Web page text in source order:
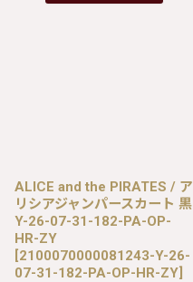
ALICE and the PIRATES / ア
リシアジャンパースカート 黒
Y-26-07-31-182-PA-OP-
HR-ZY
[2100070000081243-Y-26-
07-31-182-PA-OP-HR-ZY]